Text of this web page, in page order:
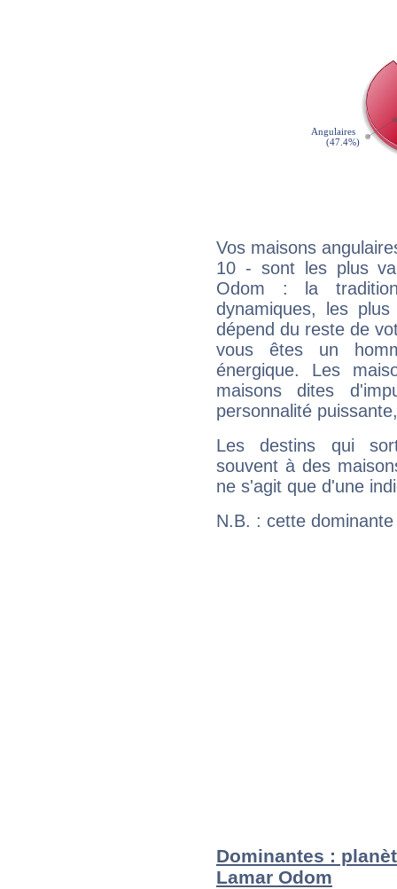
Vos maisons
10 - sont les plus
Odom : la
dynamiques, les
dépend du reste de
vous êtes un
énergique. Les
maisons dites
personnalité
Les destins qui
souvent à des
ne s'agit que d'une
N.B. : cette
Dominantes :
Lamar Odom